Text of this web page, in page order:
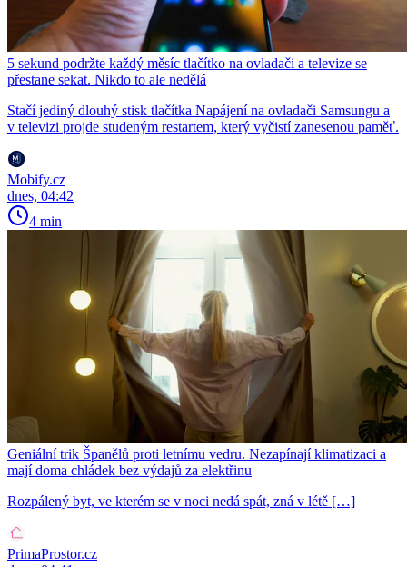
5 sekund podržte každý měsíc tlačítko na ovladači a televize se
přestane sekat. Nikdo to ale nedělá
Stačí jediný dlouhý stisk tlačítka Napájení na ovladači Samsungu a
v televizi projde studeným restartem, který vyčistí zanesenou paměť.
Mobify.cz
dnes, 04:42
4 min
Geniální trik Španělů proti letnímu vedru. Nezapínají klimatizaci a
mají doma chládek bez výdajů za elektřinu
Rozpálený byt, ve kterém se v noci nedá spát, zná v létě […]
PrimaProstor.cz